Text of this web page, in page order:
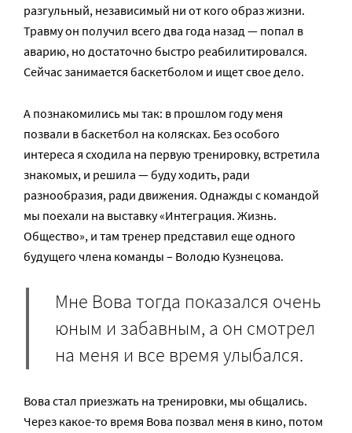
разгульный, независимый ни от кого образ жизни.
Травму он получил всего два года назад — попал в
аварию, но достаточно быстро реабилитировался.
Сейчас занимается баскетболом и ищет свое дело.
А познакомились мы так: в прошлом году меня
позвали в баскетбол на колясках. Без особого
интереса я сходила на первую тренировку, встретила
знакомых, и решила — буду ходить, ради
разнообразия, ради движения. Однажды с командой
мы поехали на выставку «Интеграция. Жизнь.
Общество», и там тренер представил еще одного
будущего члена команды – Володю Кузнецова.
Мне Вова тогда показался очень
юным и забавным, а он смотрел
на меня и все время улыбался.
Вова стал приезжать на тренировки, мы общались.
Через какое-то время Вова позвал меня в кино, потом